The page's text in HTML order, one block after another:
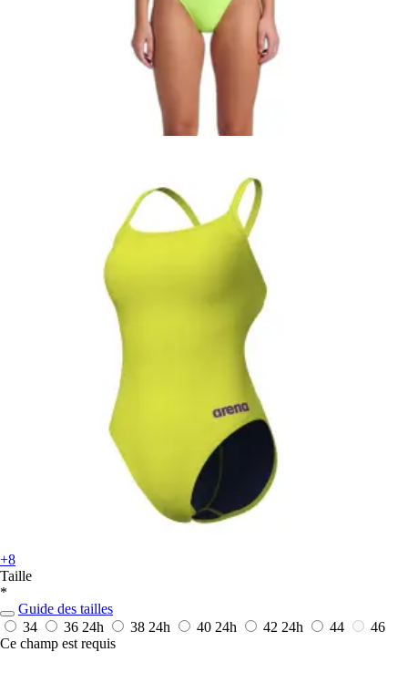
+8
Taille
*
Guide des tailles
34
36 24h 38 24h 40 24h 42 24h 44
46
Ce champ est requis